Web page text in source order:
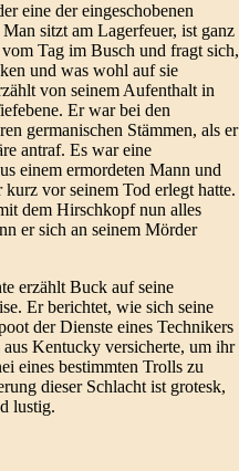
eine der eingeschobenen
sitzt am Lagerfeuer, ist ganz
Tag im Busch und fragt sich,
und was wohl auf sie
von seinem Aufenthalt in
Er war bei den
germanischen Stämmen, als er
antraf. Es war eine
einem ermordeten Mann und
vor seinem Tod erlegt hatte.
dem Hirschkopf nun alles
er sich an seinem Mörder
erzählt Buck auf seine
Er berichtet, wie sich seine
der Dienste eines Technikers
aus Kentucky versicherte, um ihr
eines bestimmten Trolls zu
dieser Schlacht ist grotesk,
lustig.